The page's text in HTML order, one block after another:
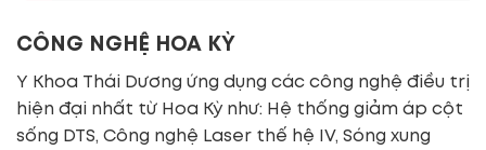
CÔNG NGHỆ HOA KỲ
Y Khoa Thái Dương ứng dụng các công nghệ điều trị
hiện đại nhất từ Hoa Kỳ như: Hệ thống giảm áp cột
sống DTS, Công nghệ Laser thế hệ IV, Sóng xung